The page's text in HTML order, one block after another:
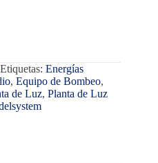
Etiquetas: Energías
, Equipo de Bombeo,
de Luz, Planta de Luz